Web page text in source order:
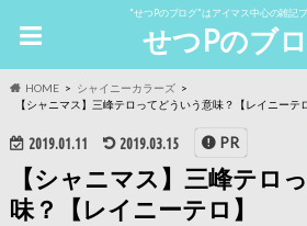
"せつPのブログ"はアイマス中心の雑記
せつPのブ
HOME
シャイニーカラーズ
【シャニマス】三峰テロってどういう意味？【レイニーテ
2019.01.11 2019.03.15 PR
【シャニマス】三峰テロ
味？【レイニーテロ】